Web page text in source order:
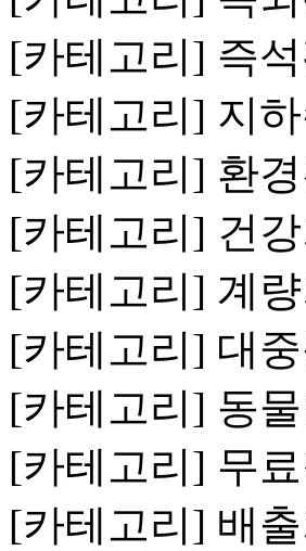
[카테고리] 즉
[카테고리] 지
[카테고리] 환
[카테고리] 건
[카테고리] 계
[카테고리] 대
[카테고리] 동
[카테고리] 무
[카테고리] 배